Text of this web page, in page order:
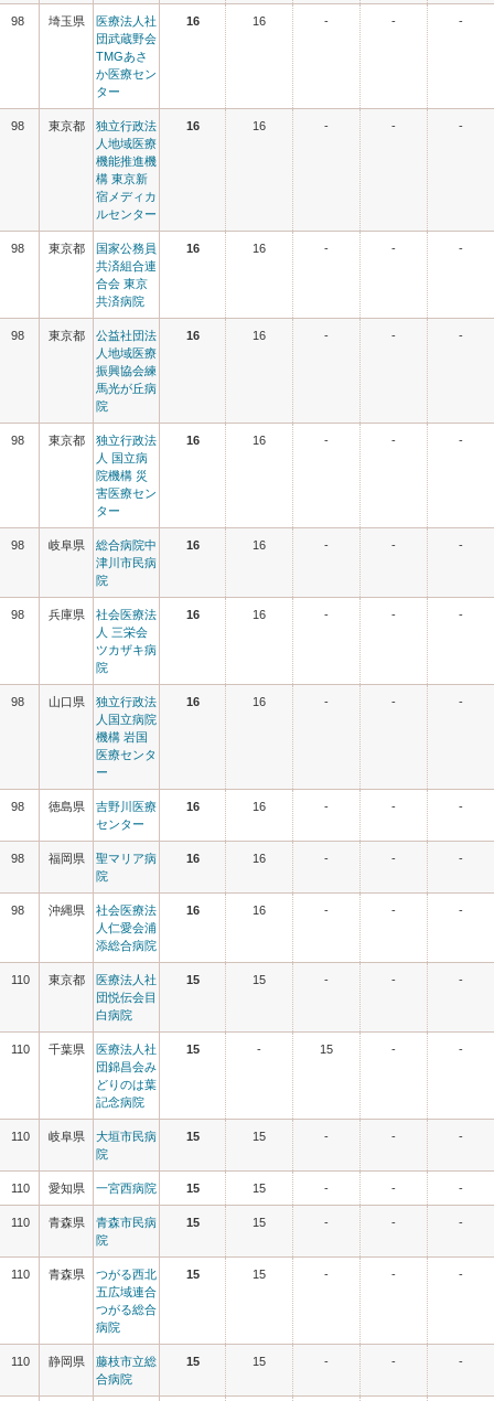
98 埼玉県
医療法人社
団武蔵野会
TMGあさ
か医療セン
ター
16 16 - - -
98 東京都
独立行政法
人地域医療
機能推進機
構 東京新
宿メディカ
ルセンター
16 16 - - -
98 東京都
国家公務員
共済組合連
合会 東京
共済病院
16 16 - - -
98 東京都
公益社団法
人地域医療
振興協会練
馬光が丘病
院
16 16 - - -
98 東京都
独立行政法
人 国立病
院機構 災
害医療セン
ター
16 16 - - -
98 岐阜県
総合病院中
津川市民病
院
16 16 - - -
98 兵庫県
社会医療法
人 三栄会
ツカザキ病
院
16 16 - - -
98 山口県
独立行政法
人国立病院
機構 岩国
医療センタ
ー
16 16 - - -
98 徳島県
吉野川医療
センター
16 16 - - -
98 福岡県
聖マリア病
院
16 16 - - -
98 沖縄県
社会医療法
人仁愛会浦
添総合病院
16 16 - - -
110 東京都
医療法人社
団悦伝会目
白病院
15 15 - - -
110 千葉県
医療法人社
団錦昌会み
どりのは葉
記念病院
15 - 15 - -
110 岐阜県
大垣市民病
院
15 15 - - -
110 愛知県 一宮西病院 15 15 - - -
110 青森県
青森市民病
院
15 15 - - -
110 青森県
つがる西北
五広域連合
つがる総合
病院
15 15 - - -
110 静岡県
藤枝市立総
合病院
15 15 - - -